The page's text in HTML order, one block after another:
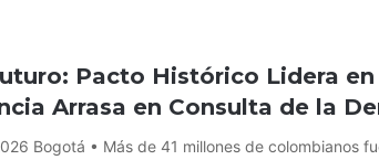
Pacto Histórico Lidera en
Arrasa en Consulta de la
Bogotá • Más de 41 millones de colombianos